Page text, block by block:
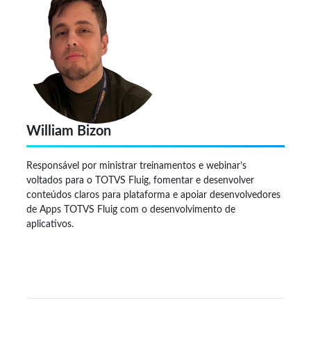
William Bizon
Responsável por ministrar treinamentos e webinar’s
voltados para o TOTVS Fluig, fomentar e desenvolver
conteúdos claros para plataforma e apoiar desenvolvedores
de Apps TOTVS Fluig com o desenvolvimento de
aplicativos.